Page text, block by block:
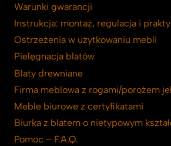
Warunki gwarancji
Instrukcja: montaż, regulacja i
Ostrzeżenia w użytkowaniu mebli
Pielęgnacja blatów
Blaty drewniane
Firma meblowa z rogami/porożem
Meble biurowe z certyfikatami
Biurka z blatem o nietypowym
Pomoc – F.A.Q.